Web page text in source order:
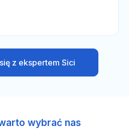
z ekspertem Sici
wybrać nas